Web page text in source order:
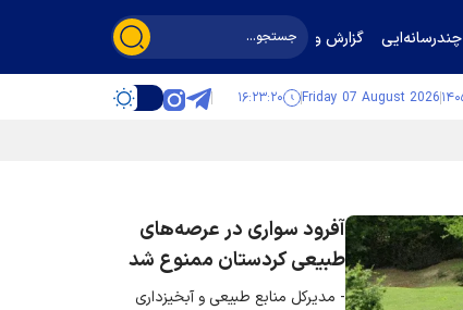
چندرسانه‌ایی گزارش و گفت‌وگو
Friday 07 August 2026 ۱۶:۲۳:۲۰
آفرود سواری در عرصه‌های
طبیعی کردستان ممنوع شد
- مدیرکل منابع طبیعی و آبخیزداری